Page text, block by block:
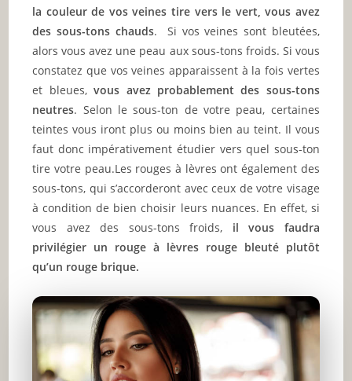
la couleur de vos veines tire vers le vert, vous avez
des sous-tons chauds. Si vos veines sont bleutées,
alors vous avez une peau aux sous-tons froids. Si vous
constatez que vos veines apparaissent à la fois vertes
et bleues,vous avez probablement des sous-tons
neutres. Selon le sous-ton de votre peau, certaines
teintes vous iront plus ou moins bien au teint. Il vous
faut donc impérativement étudier vers quel sous-ton
tire votre peau.Les rouges à lèvres ont également des
sous-tons, qui s’accorderont avec ceux de votre visage
à condition de bien choisir leurs nuances. En effet, si
vous avez des sous-tons froids, il vous faudra
privilégier un rouge à lèvres rouge bleuté plutôt
qu’un rouge brique.